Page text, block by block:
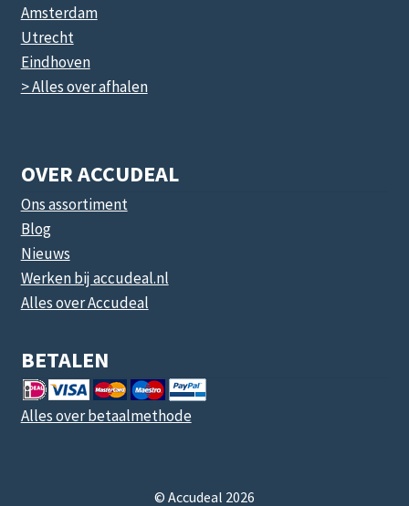
Amsterdam
Utrecht
Eindhoven
> Alles over afhalen
OVER ACCUDEAL
Ons assortiment
Blog
Nieuws
Werken bij accudeal.nl
Alles over Accudeal
BETALEN
Alles over betaalmethode
© Accudeal 2026